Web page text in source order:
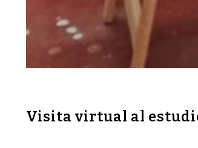
Visita virtual al